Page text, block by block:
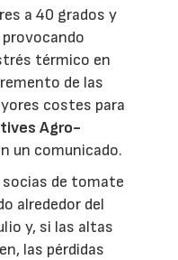
a 40 grados y
térmico en
de las
costes para
Agro-
un comunicado.
de tomate
alrededor del
y, si las altas
las pérdidas